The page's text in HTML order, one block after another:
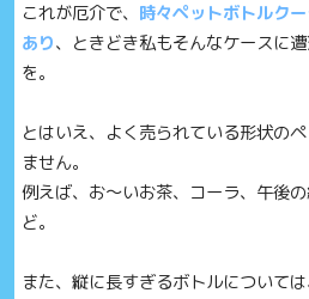
これが厄介で、 時々ペットボトルク
あり、ときどき私もそんなケースに
を。
とはいえ、よく売られている形状の
ません。
例えば、お〜いお茶、コーラ、午後
ど。
また、縦に長すぎるボトルについて